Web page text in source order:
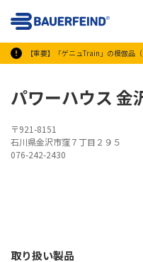
【重要】「ゲニュTrain」の模倣品
パワーハウス 金
〒921-8151
石川県金沢市窪７丁目２９５
076-242-2430
取り扱い製品